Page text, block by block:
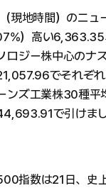
現地時間）のニ
）高い6,363.35
ロジー株中心のナ
でそれぞ
ンズ工業株30種平
で引けまし
指数は21日、史